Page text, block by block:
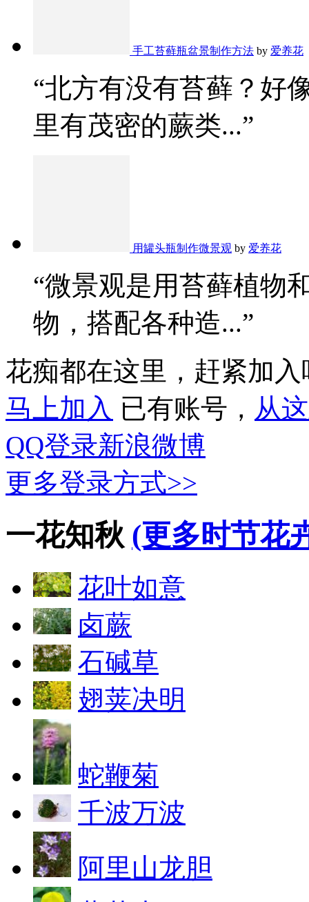
手工苔藓瓶盆景制作方法 by 爱养花
“北方有没有苔藓？好
里有茂密的蕨类...”
用罐头瓶制作微景观 by 爱养花
“微景观是用苔藓植物
物，搭配各种造...”
花痴都在这里，赶紧加入
马上加入 已有账号， 从
QQ登录新浪微博
更多登录方式>>
一花知秋 (更多时节花
花叶如意
卤蕨
石碱草
翅荚决明
蛇鞭菊
千波万波
阿里山龙胆